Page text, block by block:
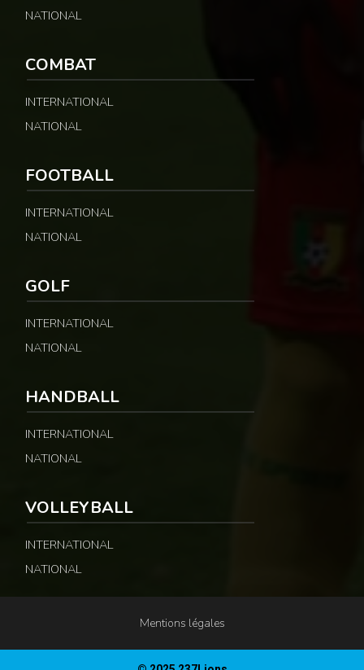
NATIONAL
COMBAT
INTERNATIONAL
NATIONAL
FOOTBALL
INTERNATIONAL
NATIONAL
GOLF
INTERNATIONAL
NATIONAL
HANDBALL
INTERNATIONAL
NATIONAL
VOLLEYBALL
INTERNATIONAL
NATIONAL
Mentions légales